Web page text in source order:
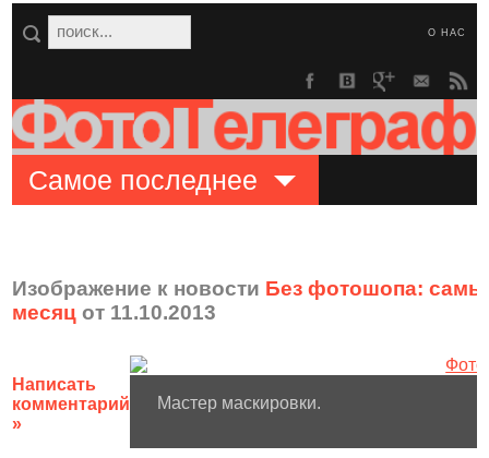
О НАС
Самое последнее
Изображение к новости Без фотошопа:
месяц от 11.10.2013
Написать
комментарий
»
Мастер маскировки.